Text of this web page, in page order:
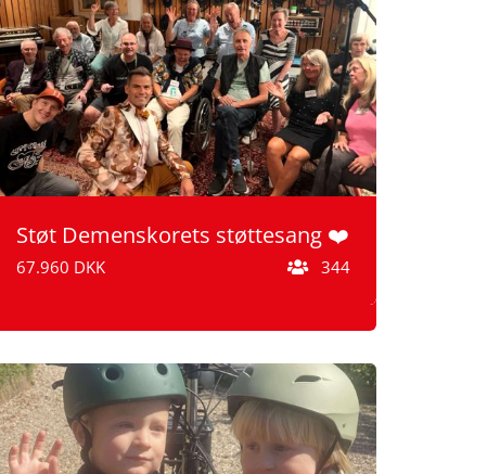
Støt Demenskorets støttesang ❤️
67.960 DKK 344